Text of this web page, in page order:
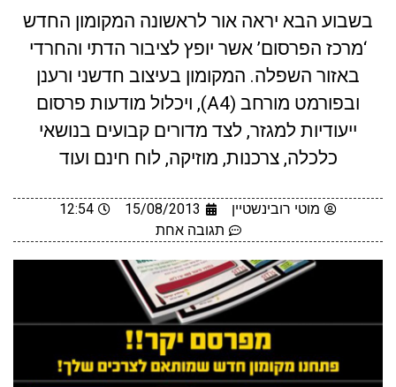
בשבוע הבא יראה אור לראשונה המקומון החדש
‘מרכז הפרסום’ אשר יופץ לציבור הדתי והחרדי
באזור השפלה. המקומון בעיצוב חדשני ורענן
ובפורמט מורחב (A4), ויכלול מודעות פרסום
ייעודיות למגזר, לצד מדורים קבועים בנושאי
כלכלה, צרכנות, מוזיקה, לוח חינם ועוד
מוטי רובינשטיין 15/08/2013
12:54
תגובה אחת